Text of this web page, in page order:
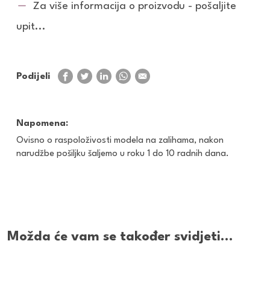
Za više informacija o proizvodu - pošaljite
upit...
Podijeli
Napomena:
Ovisno o raspoloživosti modela na zalihama, nakon
narudžbe pošiljku šaljemo u roku 1 do 10 radnih dana.
Možda će vam se također svidjeti…